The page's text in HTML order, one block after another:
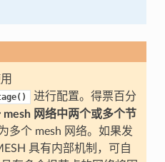
进行配置。得票百分
mesh 网络中两个或多个节
多个 mesh 网络。如果发
具有内部机制，可自